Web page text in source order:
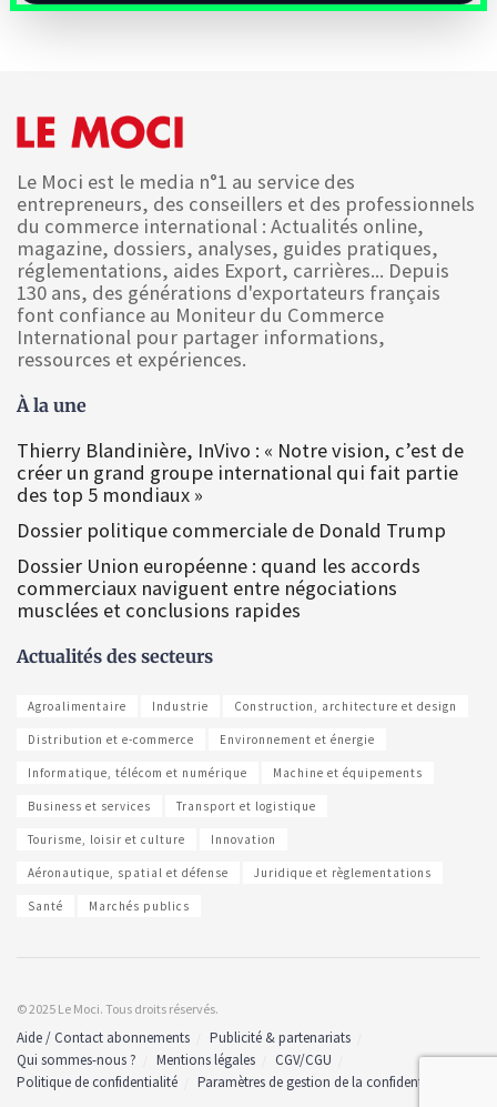
Le Moci est le media n°1 au service des
entrepreneurs, des conseillers et des professionnels
du commerce international : Actualités online,
magazine, dossiers, analyses, guides pratiques,
réglementations, aides Export, carrières... Depuis
130 ans, des générations d'exportateurs français
font confiance au Moniteur du Commerce
International pour partager informations,
ressources et expériences.
À la une
Thierry Blandinière, InVivo : « Notre vision, c’est de
créer un grand groupe international qui fait partie
des top 5 mondiaux »
Dossier politique commerciale de Donald Trump
Dossier Union européenne : quand les accords
commerciaux naviguent entre négociations
musclées et conclusions rapides
Actualités des secteurs
Agroalimentaire Industrie Construction, architecture et design
Distribution et e-commerce Environnement et énergie
Informatique, télécom et numérique Machine et équipements
Business et services Transport et logistique
Tourisme, loisir et culture Innovation
Aéronautique, spatial et défense Juridique et règlementations
Santé Marchés publics
© 2025 Le Moci. Tous droits réservés.
Aide / Contact abonnements
Publicité & partenariats
Qui sommes-nous ?
Mentions légales
CGV/CGU
Politique de confidentialité
Paramètres de gestion de la confidentialité